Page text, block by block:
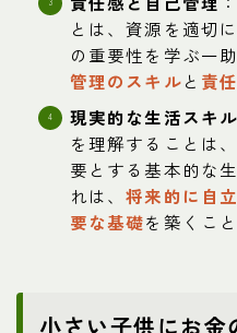
とは、資源を適切
の重要性を学ぶ一
管理のスキルと 責
現実的な生活スキル
を理解することは
要とする基本的な
れは、将来的に自
要な基礎を築くこ
小さい子供にお金